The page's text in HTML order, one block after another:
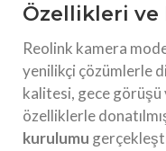
Özellikleri ve
Reolink kamera
yenilikçi çözümlerle
kalitesi, gece görüşü
özelliklerle
kurulumu